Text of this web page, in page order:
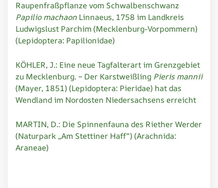
Raupenfraßpflanze vom Schwalbenschwanz
Papilio machaon Linnaeus, 1758 im Landkreis
Ludwigslust Parchim (Mecklenburg-Vorpommern)
(Lepidoptera: Papilionidae)
KÖHLER, J.: Eine neue Tagfalterart im Grenzgebiet
zu Mecklenburg. – Der Karstweißling Pieris mannii
(Mayer, 1851) (Lepidoptera: Pieridae) hat das
Wendland im Nordosten Niedersachsens erreicht
MARTIN, D.: Die Spinnenfauna des Riether Werder
(Naturpark „Am Stettiner Haff“) (Arachnida:
Araneae)